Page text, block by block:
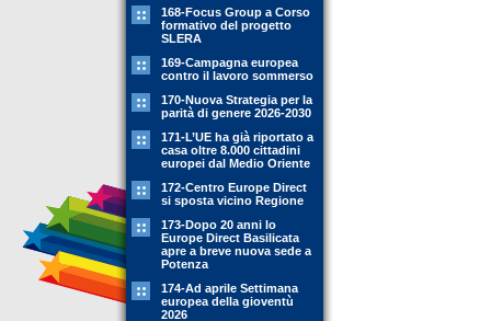
168-Focus Group a Corso
formativo del progetto
SLERA
169-Campagna europea
contro il lavoro sommerso
170-Nuova Strategia per la
parità di genere 2026-2030
171-L’UE ha già riportato a
casa oltre 8.000 cittadini
europei dal Medio Oriente
172-Centro Europe Direct
si sposta vicino Regione
173-Dopo 20 anni lo
Europe Direct Basilicata
apre a breve nuova sede a
Potenza
174-Ad aprile Settimana
europea della gioventù
2026